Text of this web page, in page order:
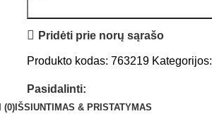
Pridėti prie norų sąrašo
Produkto kodas: 763219 Kategorijos:
Pasidalinti:
(0)IŠSIUNTIMAS & PRISTATYMAS